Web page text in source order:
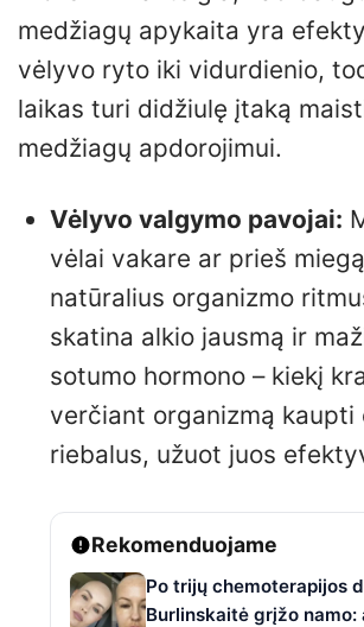
medžiagų apykaita yra
vėlyvo ryto iki vidurdienio,
laikas turi didžiulę įtaką
medžiagų apdorojimui.
Vėlyvo valgymo pavojai:
vėlai vakare ar prieš
natūralius organizmo
skatina alkio jausmą ir
sotumo hormono – kiekį
verčiant organizmą kaupti
riebalus, užuot juos
Rekomenduojame
Po trijų chemoterapijos
Burlinskaitė grįžo